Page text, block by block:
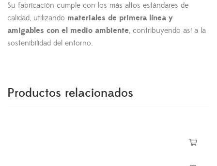
Su fabricación cumple con los más altos estándares de
calidad, utilizando materiales de primera línea y
amigables con el medio ambiente, contribuyendo así a la
sostenibilidad del entorno.
Productos relacionados